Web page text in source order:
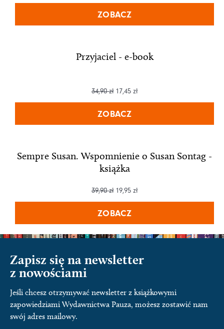
ZOBACZ
Przyjaciel - e-book
34,90zł 17,45 zł
ZOBACZ
Sempre Susan. Wspomnienie o Susan Sontag -
książka
39,90zł 19,95 zł
ZOBACZ
Zapisz się na newsletter
z nowościami
Jeśli chcesz otrzymywać newsletter z książkowymi
zapowiedziami Wydawnictwa Pauza, możesz zostawić nam
swój adres mailowy.